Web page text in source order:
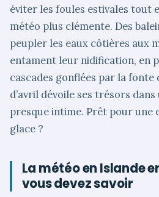
éviter les foules estivales tout
météo plus clémente. Des
peupler les eaux côtières aux
entament leur nidification, en
cascades gonflées par la fonte
d’avril dévoile ses trésors
presque intime. Prêt pour une
glace ?
La météo en Islande
vous devez savoir